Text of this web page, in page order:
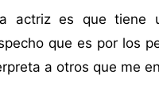
actriz es que tiene
que es por los
a otros que me